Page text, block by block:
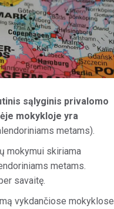
sąlyginis privalomo
mokykloje yra
metams).
mokymui skiriama
metams.
savaitę.
vykdančiose mokyklose